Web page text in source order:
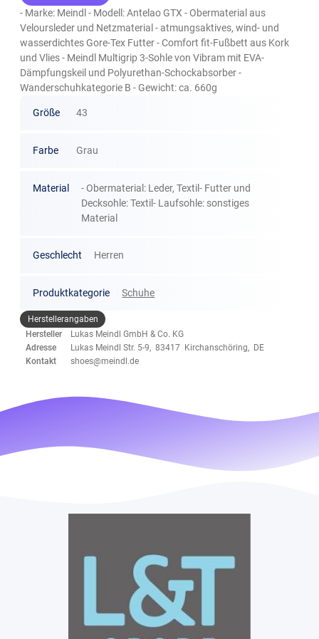
- Marke: Meindl - Modell: Antelao GTX - Obermaterial aus
Veloursleder und Netzmaterial - atmungsaktives, wind- und
wasserdichtes Gore-Tex Futter - Comfort fit-Fußbett aus Kork
und Vlies - Meindl Multigrip 3-Sohle von Vibram mit EVA-
Dämpfungskeil und Polyurethan-Schockabsorber -
Wanderschuhkategorie B - Gewicht: ca. 660g
Größe 43
Farbe Grau
Material
- Obermaterial: Leder, Textil- Futter und
Decksohle: Textil- Laufsohle: sonstiges
Material
Geschlecht Herren
Produktkategorie Schuhe
Herstellerangaben
Hersteller
Lukas Meindl GmbH & Co. KG
Adresse
Lukas Meindl Str. 5-9, 83417 Kirchanschöring, DE
Kontakt
shoes@meindl.de